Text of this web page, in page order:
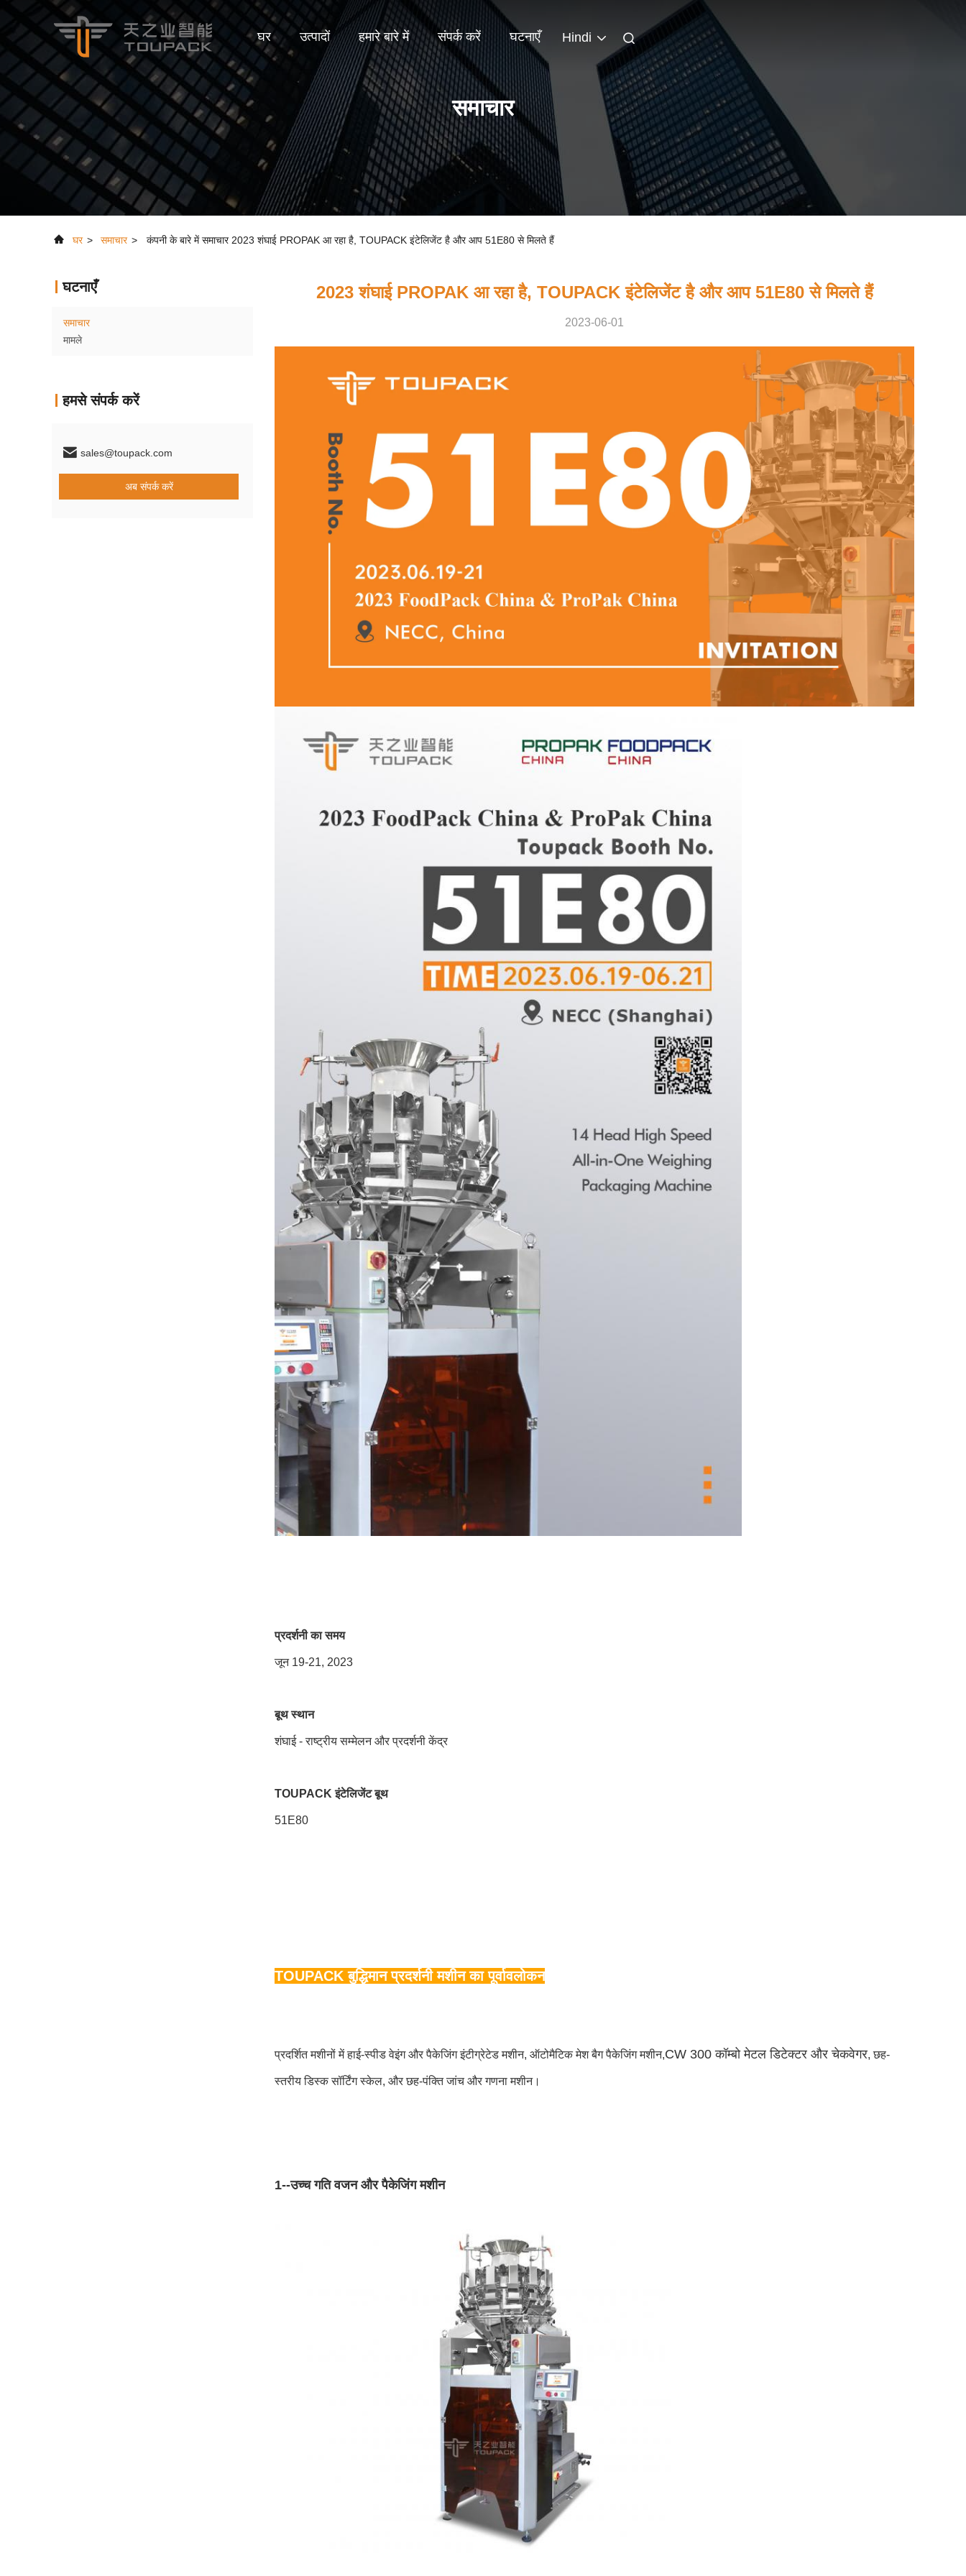
घर उत्पादों हमारे बारे में संपर्क करें घटनाएँ Hindi
समाचार
घर > समाचार > कंपनी के बारे में समाचार 2023 शंघाई PROPAK आ रहा है, TOUPACK इंटेलिजेंट है और आप 51E80 से मिलते हैं
घटनाएँ
समाचार
मामले
हमसे संपर्क करें
sales@toupack.com
अब संपर्क करें
2023 शंघाई PROPAK आ रहा है, TOUPACK इंटेलिजेंट है और आप 51E80 से मिलते हैं
2023-06-01
प्रदर्शनी का समय
जून 19-21, 2023
बूथ स्थान
शंघाई - राष्ट्रीय सम्मेलन और प्रदर्शनी केंद्र
TOUPACK इंटेलिजेंट बूथ
51E80
TOUPACK बुद्धिमान प्रदर्शनी मशीन का पूर्वावलोकन
प्रदर्शित मशीनों में हाई-स्पीड वेइंग और पैकेजिंग इंटीग्रेटेड मशीन, ऑटोमैटिक मेश बैग पैकेजिंग मशीन,CW 300 कॉम्बो मेटल डिटेक्टर और चेकवेगर, छह-
स्तरीय डिस्क सॉर्टिंग स्केल, और छह-पंक्ति जांच और गणना मशीन।
1--उच्च गति वजन और पैकेजिंग मशीन